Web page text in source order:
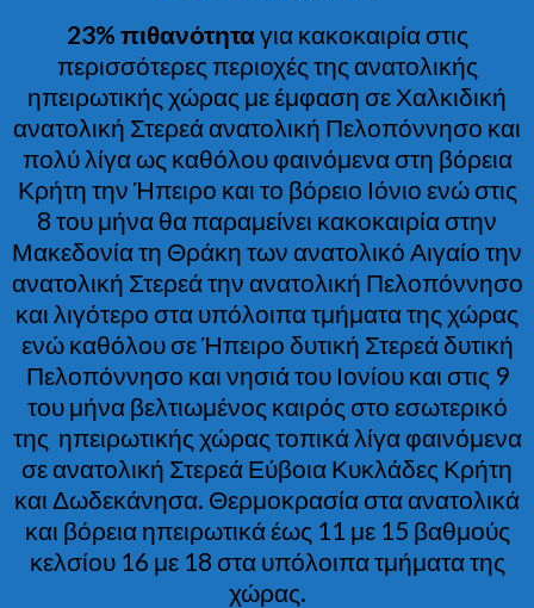
23% πιθανότηταγια κακοκαιρία στις
περισσότερες περιοχές της ανατολικής
ηπειρωτικής χώρας με έμφαση σε Χαλκιδική
ανατολική Στερεά ανατολική Πελοπόννησο και
πολύ λίγα ως καθόλου φαινόμενα στη βόρεια
Κρήτη την Ήπειρο και το βόρειο Ιόνιο ενώ στις
8 του μήνα θα παραμείνει κακοκαιρία στην
Μακεδονία τη Θράκη των ανατολικό Αιγαίο την
ανατολική Στερεά την ανατολική Πελοπόννησο
και λιγότερο στα υπόλοιπα τμήματα της χώρας
ενώ καθόλου σε Ήπειρο δυτική Στερεά δυτική
Πελοπόννησο και νησιά του Ιονίου και στις 9
του μήνα βελτιωμένος καιρός στο εσωτερικό
της ηπειρωτικής χώρας τοπικά λίγα φαινόμενα
σε ανατολική Στερεά Εύβοια Κυκλάδες Κρήτη
και Δωδεκάνησα. Θερμοκρασία στα ανατολικά
και βόρεια ηπειρωτικά έως 11 με 15 βαθμούς
κελσίου 16 με 18 στα υπόλοιπα τμήματα της
χώρας.